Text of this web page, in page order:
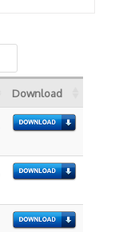
Download